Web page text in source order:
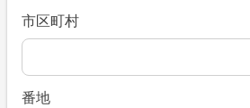
市区町村
番地